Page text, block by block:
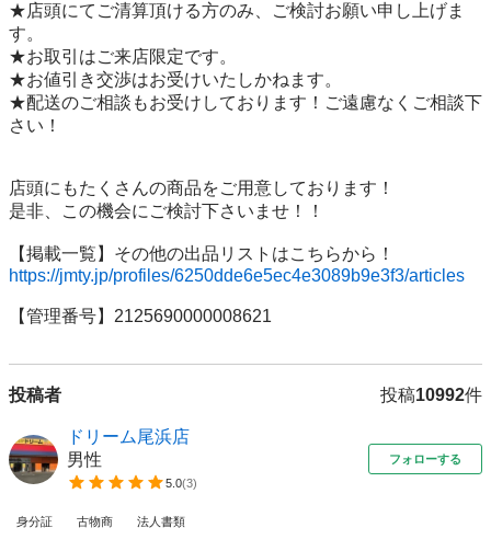
★店頭にてご清算頂ける方のみ、ご検討お願い申し上げま
す。
★お取引はご来店限定です。
★お値引き交渉はお受けいたしかねます。
★配送のご相談もお受けしております！ご遠慮なくご相談下
さい！
店頭にもたくさんの商品をご用意しております！
是非、この機会にご検討下さいませ！！
https://jmty.jp/profiles/6250dde6e5ec4e3089b9e3f3/articles
【管理番号】2125690000008621
投稿者 投稿10992件
ドリーム尾浜店
男性
5.0(3)
フォローする
身分証 古物商 法人書類